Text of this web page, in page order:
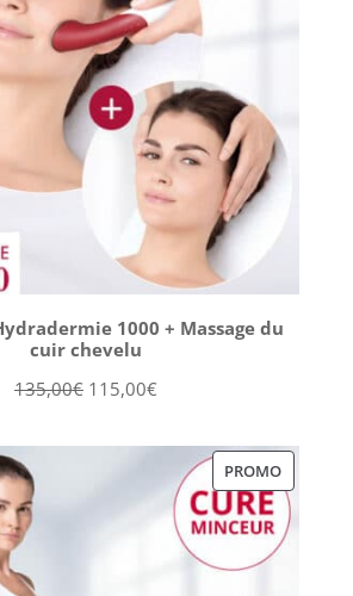
1000 + Massage du
cuir chevelu
135,00€ Le
initial
135,00€.
115,00€Le
actuel
est :
115,00€.
PROMOPRODUIT
EN